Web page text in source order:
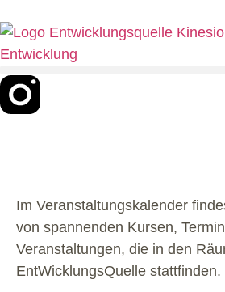
Im Veranstaltungskalender
von spannenden Kursen,
Veranstaltungen, die in den
EntWicklungsQuelle stattfinden.